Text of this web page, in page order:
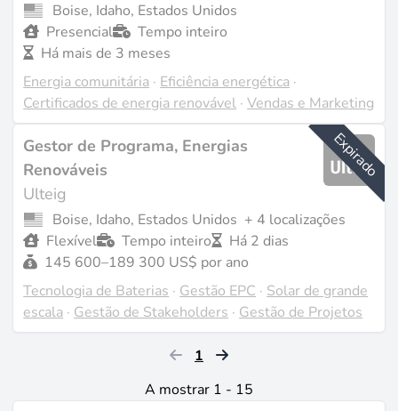
Boise, Idaho, Estados Unidos
Presencial
Tempo inteiro
Há mais de 3 meses
Energia comunitária · Eficiência energética ·
Certificados de energia renovável ·Vendas e Marketing
Expirado
Gestor de Programa, Energias
Renováveis
Ulteig
Boise, Idaho, Estados Unidos + 4 localizações
Flexível
Tempo inteiro
Há 2 dias
145 600–189 300 US$ por ano
Tecnologia de Baterias · Gestão EPC · Solar de grande
escala · Gestão de Stakeholders · Gestão de Projetos
1
A mostrar 1 - 15